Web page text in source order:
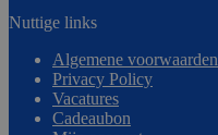
Nuttige links
Algemene voorwaarden
Privacy Policy
Vacatures
Cadeaubon